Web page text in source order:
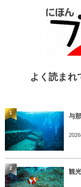
よく読まれ
与
1
観
2